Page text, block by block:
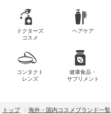
ドクターズ
コスメ
ヘアケア
コンタクト
レンズ
健康食品・
サプリメント
トップ 海外・国内コスメブランド一覧